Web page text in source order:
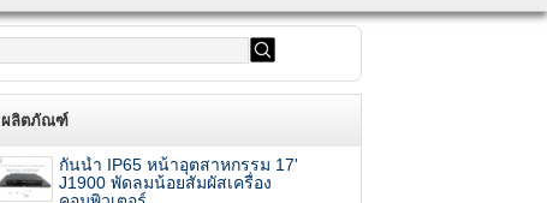
ผลิตภัณฑ์
กันน้ำ IP65 หน้าอุตสาหกรรม 17'
J1900 พัดลมน้อยสัมผัสเครื่อง